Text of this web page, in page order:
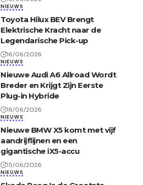
NIEUWS
Toyota Hilux BEV Brengt
Elektrische Kracht naar de
Legendarische Pick-up
16/06/2026
NIEUWS
Nieuwe Audi A6 Allroad Wordt
Breder en Krijgt Zijn Eerste
Plug-in Hybride
16/06/2026
NIEUWS
Nieuwe BMW X5 komt met vijf
aandrijflijnen en een
gigantische iX5-accu
15/06/2026
NIEUWS